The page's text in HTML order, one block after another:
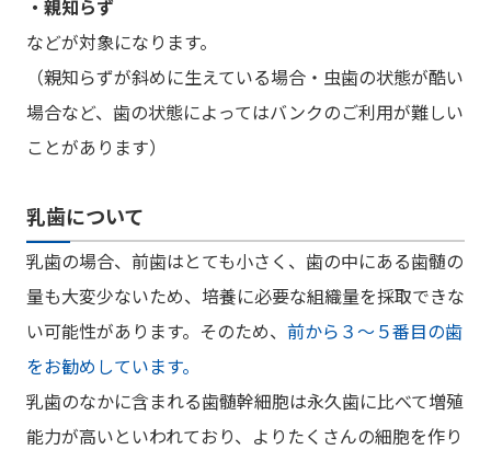
・親知らず
などが対象になります。
（親知らずが斜めに生えている場合・虫歯の状態が酷い
場合など、歯の状態によってはバンクのご利用が難しい
ことがあります）
乳歯について
乳歯の場合、前歯はとても小さく、歯の中にある歯髄の
量も大変少ないため、培養に必要な組織量を採取できな
い可能性があります。そのため、 前から３～５番目の歯
をお勧めしています。
乳歯のなかに含まれる歯髄幹細胞は永久歯に比べて増殖
能力が高いといわれており、よりたくさんの細胞を作り